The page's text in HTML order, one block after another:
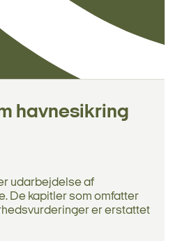
havnesikring
udarbejdelse af
De kapitler som omfatter
er erstattet